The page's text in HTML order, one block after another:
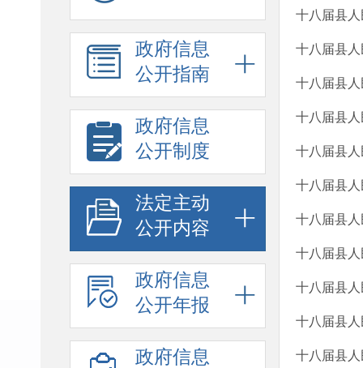
政府信息
公开指南
政府信息
公开制度
法定主动
公开内容
政府信息
公开年报
政府信息
十八届县
十八届县
十八届县
十八届县
十八届县
十八届县
十八届县
十八届县
十八届县
十八届县
十八届县